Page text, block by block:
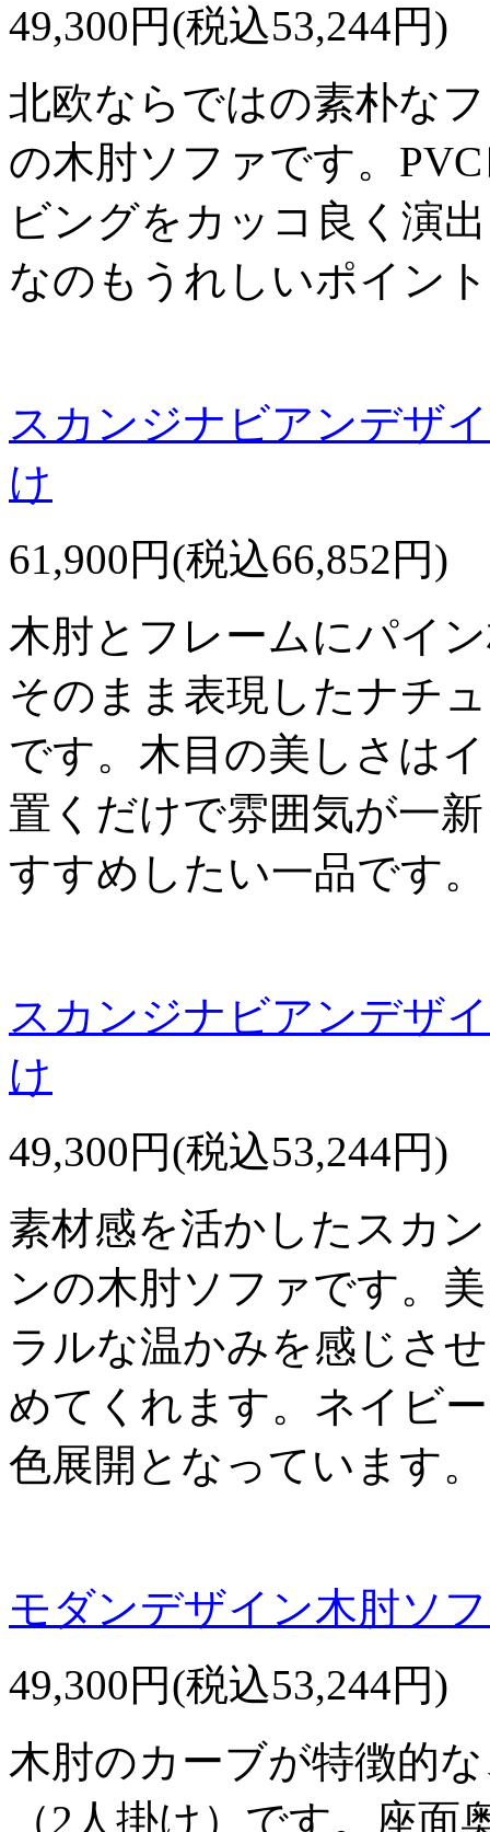
49,300円(税込53,244円)
北欧ならではの素朴な
の木肘ソファです。
ビングをカッコ良く演
なのもうれしいポイン
スカンジナビアンデザ
け
61,900円(税込66,852円)
木肘とフレームにパイ
そのまま表現したナチ
です。木目の美しさは
置くだけで雰囲気が一
すすめしたい一品です。
スカンジナビアンデザ
け
49,300円(税込53,244円)
素材感を活かしたスカ
ンの木肘ソファです。
ラルな温かみを感じさ
めてくれます。ネイビ
色展開となっています。
モダンデザイン木肘ソ
49,300円(税込53,244円)
木肘のカーブが特徴的
（2人掛け）です。座